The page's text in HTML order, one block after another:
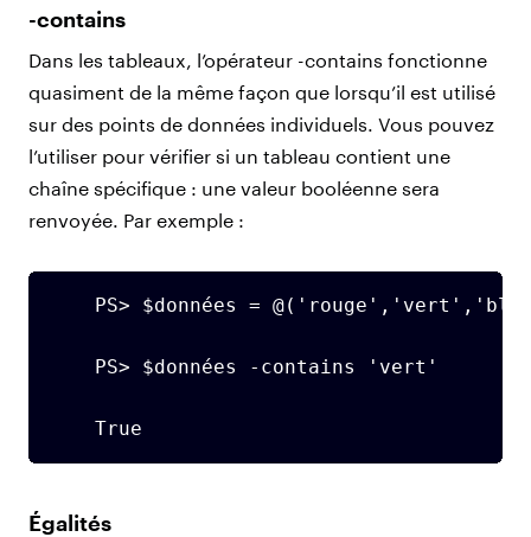
-contains
Dans les tableaux, l’opérateur -contains fonctionne
quasiment de la même façon que lorsqu’il est utilisé
sur des points de données individuels. Vous pouvez
l’utiliser pour vérifier si un tableau contient une
chaîne spécifique : une valeur booléenne sera
renvoyée. Par exemple :
PS> $données =
PS> $données -contains 'vert'
True
Égalités